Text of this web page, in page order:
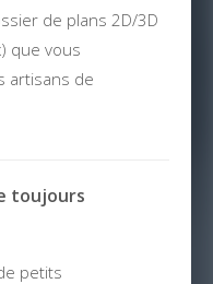
de plans 2D/3D
que vous
artisans de
toujours
petits